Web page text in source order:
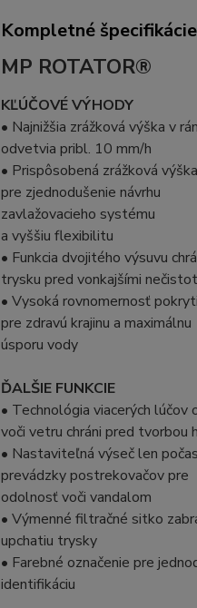
Kompletné špecifikácie
MP ROTATOR®
KĽÚČOVÉ VÝHODY
• Najnižšia zrážková výška v
odvetvia pribl. 10 mm/h
• Prispôsobená zrážková výška
pre zjednodušenie návrhu
zavlažovacieho systému
a vyššiu flexibilitu
• Funkcia dvojitého výsuvu
trysku pred vonkajšími
• Vysoká rovnomernosť
pre zdravú krajinu a maximálnu
úsporu vody
ĎALŠIE FUNKCIE
• Technológia viacerých lúčov
voči vetru chráni pred tvorbou
• Nastaviteľná výseč len počas
prevádzky postrekovačov pre
odolnosť voči vandalom
• Výmenné filtračné sitko
upchatiu trysky
• Farebné označenie pre
identifikáciu